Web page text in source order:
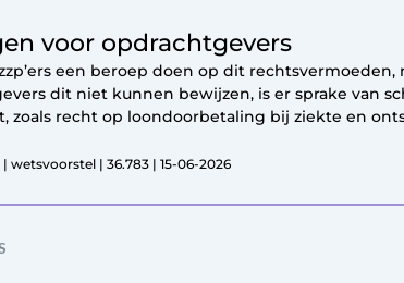
voor opdrachtgevers
een beroep doen op dit
dit niet kunnen bewijzen, is er sprake van
zoals recht op loondoorbetaling bij ziekte en
wetsvoorstel | 36.783 | 15-06-2026